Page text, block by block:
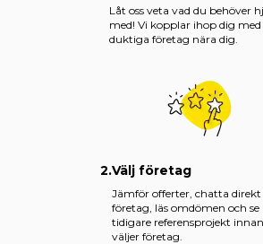
Låt oss veta vad du behöver
med! Vi kopplar ihop dig med
duktiga företag nära dig.
2.Välj företag
Jämför offerter, chatta direkt
företag, läs omdömen och se
tidigare referensprojekt
väljer företag.